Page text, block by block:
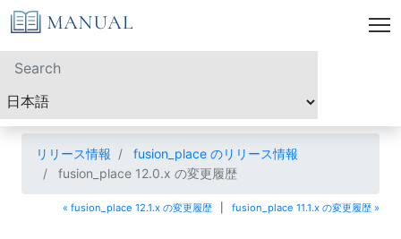
リリース情報
fusion_place のリリース情報
fusion_place 12.0.x の変更履歴
« fusion_place 12.1.x の変更履歴 fusion_place 11.1.x の変更履歴 »